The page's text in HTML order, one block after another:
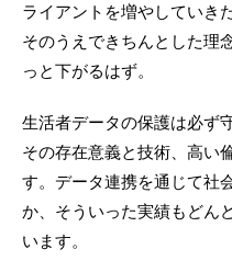
ライアントを増やしていき
そのうえできちんとした理
っと下がるはず。
生活者データの保護は必ず
その存在意義と技術、高い
す。データ連携を通じて社
か、そういった実績もどん
います。